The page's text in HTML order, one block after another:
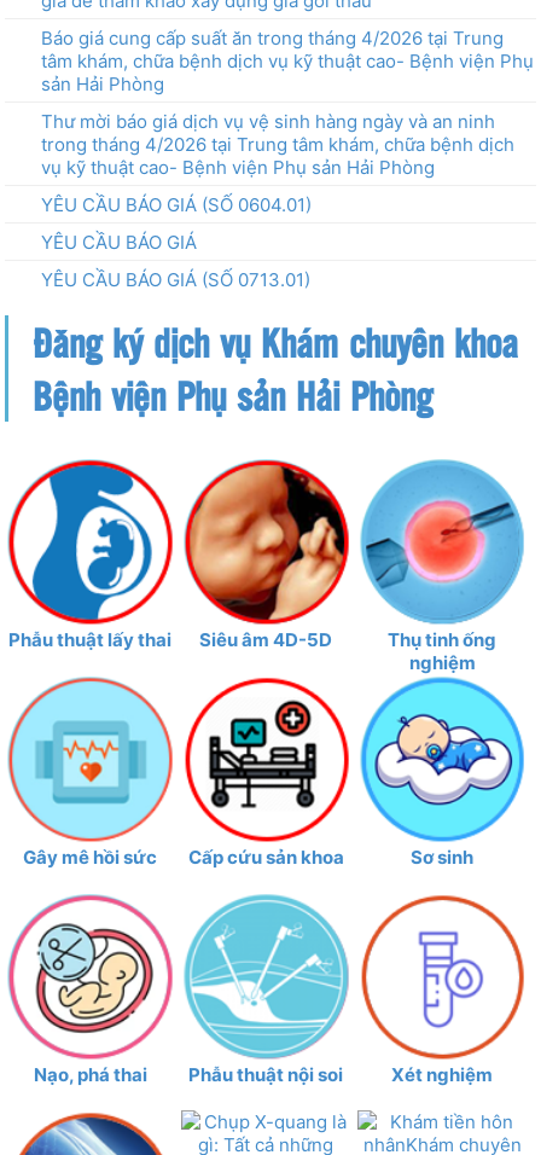
Báo giá cung cấp suất ăn trong tháng 4/2026 tại Trung
tâm khám, chữa bệnh dịch vụ kỹ thuật cao- Bệnh viện Phụ
sản Hải Phòng
Thư mời báo giá dịch vụ vệ sinh hàng ngày và an ninh
trong tháng 4/2026 tại Trung tâm khám, chữa bệnh dịch
vụ kỹ thuật cao- Bệnh viện Phụ sản Hải Phòng
YÊU CẦU BÁO GIÁ (SỐ 0604.01)
YÊU CẦU BÁO GIÁ
YÊU CẦU BÁO GIÁ (SỐ 0713.01)
Đăng ký dịch vụ Khám chuyên khoa
Bệnh viện Phụ sản Hải Phòng
Phẫu thuật lấy thai Siêu âm 4D-5D
Thụ tinh ống
nghiệm
Gây mê hồi sức Cấp cứu sản khoa Sơ sinh
Nạo, phá thai Phẫu thuật nội soi Xét nghiệm